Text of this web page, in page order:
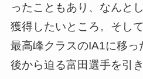
ったこともあり、なんと
獲得したいところ。そし
最高峰クラスのIA1に移
後から迫る富田選手を引